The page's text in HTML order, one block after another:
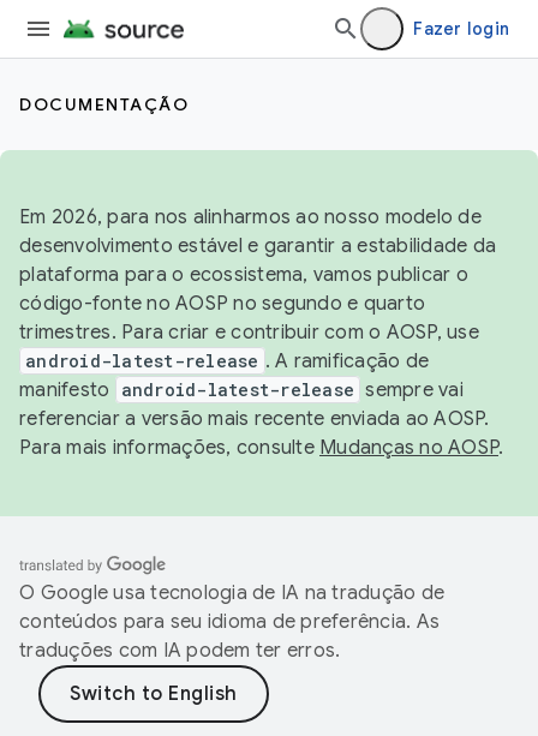
Fazer login
DOCUMENTAÇÃO
Em 2026, para nos alinharmos ao nosso modelo de
desenvolvimento estável e garantir a estabilidade da
plataforma para o ecossistema, vamos publicar o
código-fonte no AOSP no segundo e quarto
trimestres. Para criar e contribuir com o AOSP, use
android-latest-release . A ramificação de
manifesto
android-latest-release sempre vai
referenciar a versão mais recente enviada ao AOSP.
Para mais informações, consulte Mudanças no AOSP.
O Google usa tecnologia de IA na tradução de
conteúdos para seu idioma de preferência. As
traduções com IA podem ter erros.